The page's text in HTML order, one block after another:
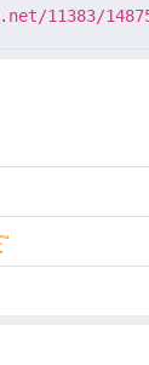
11383/